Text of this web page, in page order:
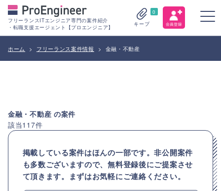
フリーランスITエンジニア専門の案件紹介
・転職支援エージェント【プロエンジニア】
0
キープ
ホーム > フリーランス案件情報 > 金融・不動産
金融・不動産 の案件
該当117件
掲載している案件はほんの一部です。非公開案件
も多数ございますので、無料登録後にご提案させ
て頂きます。まずはお気軽にご連絡ください。